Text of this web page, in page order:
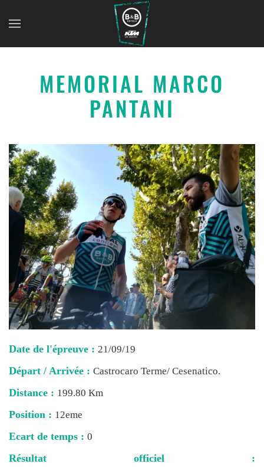
MEMORIAL MARCO
PANTANI
Date de l'épreuve : 21/09/19
Départ / Arrivée : Castrocaro Terme/ Cesenatico.
Distance : 199.80 Km
Position : 12eme
Ecart de temps : 0
Résultat officiel :